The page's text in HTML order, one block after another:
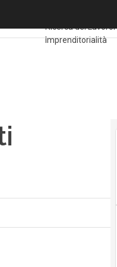
Ricerca del Lavoro
Imprenditorialità